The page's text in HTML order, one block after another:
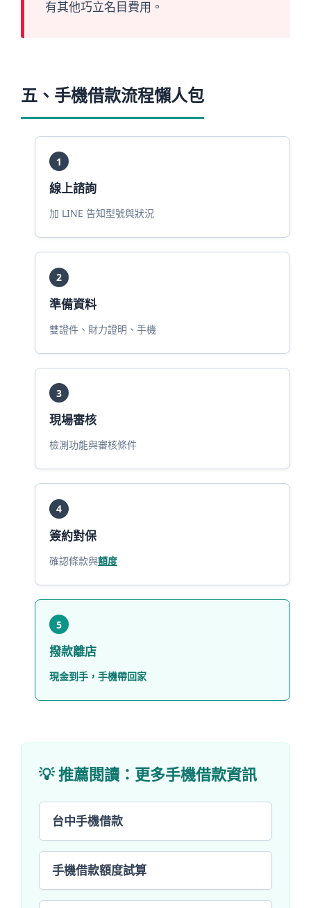
有其他巧立名目費用。
五、 手機借款流程懶人包
1
線上諮詢
加 LINE 告知型號與狀況
2
準備資料
雙證件、財力證明、手機
3
現場審核
檢測功能與審核條件
4
簽約對保
確認條款與額度
5
撥款離店
現金到手，手機帶回家
💡 推薦閱讀：更多手機借款資訊
台中手機借款
手機借款額度試算